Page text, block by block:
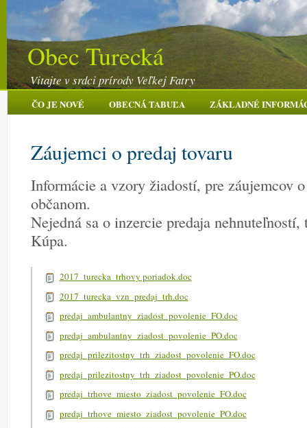
Obec Turecká
Vitajte v srdci prírody Veľkej Fatry
ČO JE NOVÉ OBECNÁ TABUĽA ZÁKLADNÉ
Záujemci o predaj tovaru
Informácie a vzory žiadostí, pre záujemcov
občanom.
Nejedná sa o inzercie predaja nehnuteľností,
Kúpa.
2017_turecka_trhovy poriadok.doc
2017_turecka_vzn_predaj_trh.doc
predaj_ambulantny_ziadost_povolenie_FO.doc
predaj_ambulantny_ziadost_povolenie_PO.doc
predaj_prilezitostny_trh_ziadost_povolenie_FO.doc
predaj_prilezitostny_trh_ziadost_povolenie_PO.doc
predaj_trhove_miesto_ziadost_povolenie_FO.doc
predaj_trhove_miesto_ziadost_povolenie_PO.doc